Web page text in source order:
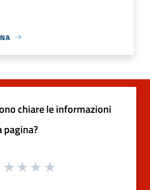
chiare le informazioni
pagina?